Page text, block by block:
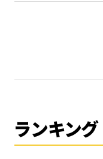
ランキング